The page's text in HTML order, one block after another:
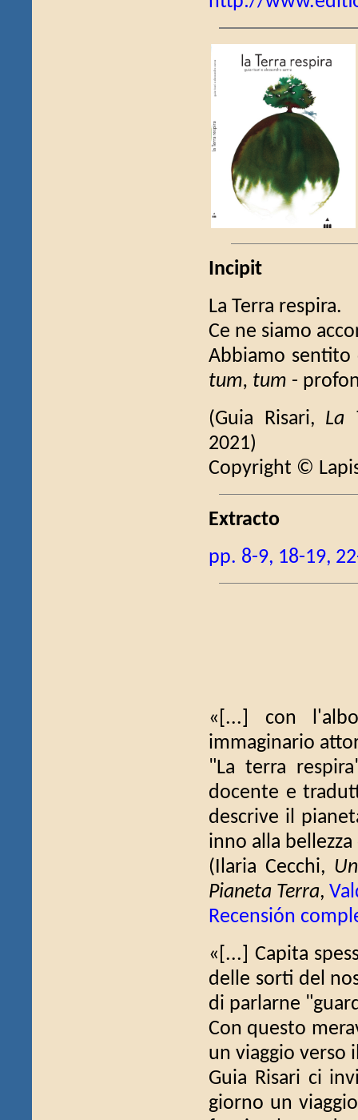
Incipit
La Terra respira.
Ce ne siamo
Abbiamo
tum, tum -
(Guia Risari, La
2021)
Copyright ©
Extracto
pp. 8-9, 18-19,
«[...] con
immaginario
"La terra
docente e
descrive il
inno alla
(Ilaria Cecchi,
Pianeta Terra,
Recensión
«[...] Capita
delle sorti del
di parlarne
Con questo
un viaggio verso
Guia Risari ci
giorno un